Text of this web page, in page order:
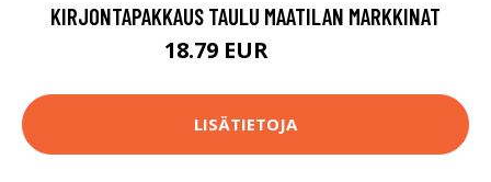
KIRJONTAPAKKAUS TAULU MAATILAN MARKKINAT
18.79 EUR
LISÄTIETOJA